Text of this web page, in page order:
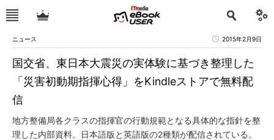
ニュース 2015年2月9日
国交省、東日本大震災の実体験に基づき整理した
「災害初動期指揮心得」をKindleストアで無料配
信
地方整備局各クラスの指揮官の行動規範となる具体的な指針を整
理した内部資料。日本語版と英語版の2種類が配信されている。